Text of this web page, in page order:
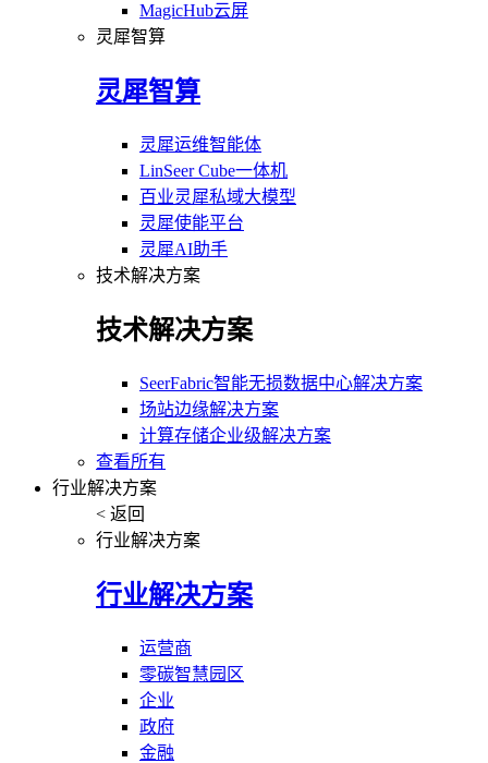
MagicHub云屏
灵犀智算
灵犀智算
灵犀运维智能体
LinSeer Cube一体机
百业灵犀私域大模型
灵犀使能平台
灵犀AI助手
技术解决方案
技术解决方案
SeerFabric智能无损数据中心解决方案
场站边缘解决方案
计算存储企业级解决方案
查看所有
行业解决方案
< 返回
行业解决方案
行业解决方案
运营商
零碳智慧园区
企业
政府
金融